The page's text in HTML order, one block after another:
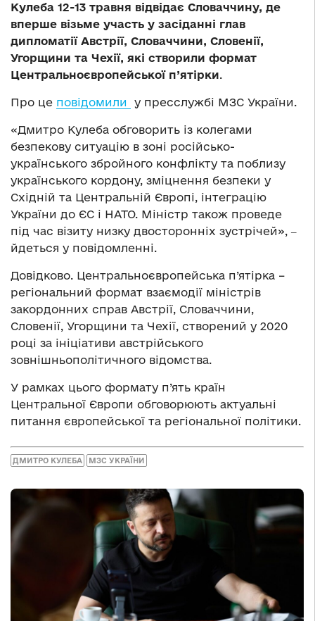
Кулеба 12-13 травня відвідає Словаччину, де
вперше візьме участь у засіданні глав
дипломатії Австрії, Словаччини, Словенії,
Угорщини та Чехії, які створили формат
Центральноєвропейської п’ятірки.
Про це повідомили у пресслужбі МЗС України.
«Дмитро Кулеба обговорить із колегами
безпекову ситуацію в зоні російсько-
українського збройного конфлікту та поблизу
українського кордону, зміцнення безпеки у
Східній та Центральній Європі, інтеграцію
України до ЄС і НАТО. Міністр також проведе
під час візиту низку двосторонніх зустрічей», ‒
йдеться у повідомленні.
Довідково. Центральноєвропейська п’ятірка –
регіональний формат взаємодії міністрів
закордонних справ Австрії, Словаччини,
Словенії, Угорщини та Чехії, створений у 2020
році за ініціативи австрійського
зовнішньополітичного відомства.
У рамках цього формату п’ять країн
Центральної Європи обговорюють актуальні
питання європейської та регіональної політики.
ДМИТРО КУЛЕБА МЗС УКРАЇНИ